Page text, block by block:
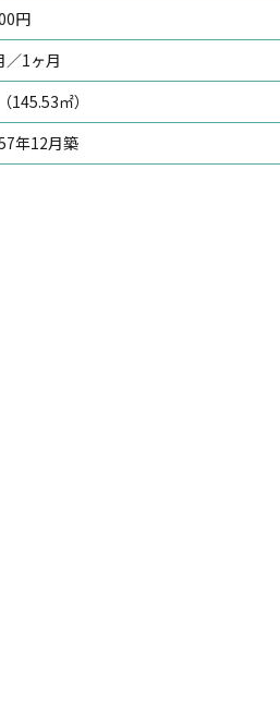
円
／1ヶ月
145.53㎡）
年12月築